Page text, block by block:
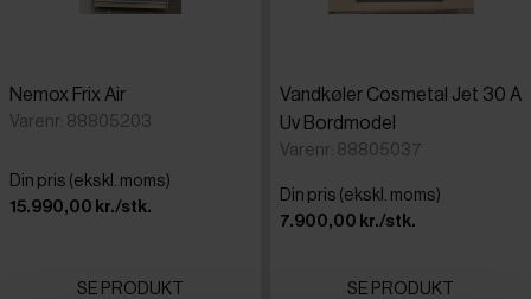
Nemox Frix Air
Varenr: 88805203
Din pris (ekskl. moms)
15.990,00 kr./stk.
SE PRODUKT
Vandkøler Cosmetal Jet 30 A
Uv Bordmodel
Varenr: 88805037
Din pris (ekskl. moms)
7.900,00 kr./stk.
SE PRODUKT